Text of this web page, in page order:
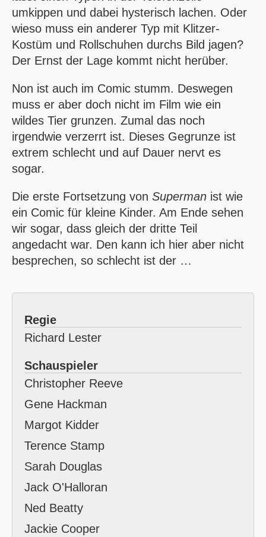
umkippen und dabei hysterisch lachen. Oder
wieso muss ein anderer Typ mit Klitzer-
Kostüm und Rollschuhen durchs Bild jagen?
Der Ernst der Lage kommt nicht herüber.
Non ist auch im Comic stumm. Deswegen
muss er aber doch nicht im Film wie ein
wildes Tier grunzen. Zumal das noch
irgendwie verzerrt ist. Dieses Gegrunze ist
extrem schlecht und auf Dauer nervt es
sogar.
Die erste Fortsetzung von Superman ist wie
ein Comic für kleine Kinder. Am Ende sehen
wir sogar, dass gleich der dritte Teil
angedacht war. Den kann ich hier aber nicht
besprechen, so schlecht ist der …
Regie
Richard Lester
Schauspieler
Christopher Reeve
Gene Hackman
Margot Kidder
Terence Stamp
Sarah Douglas
Jack O'Halloran
Ned Beatty
Jackie Cooper